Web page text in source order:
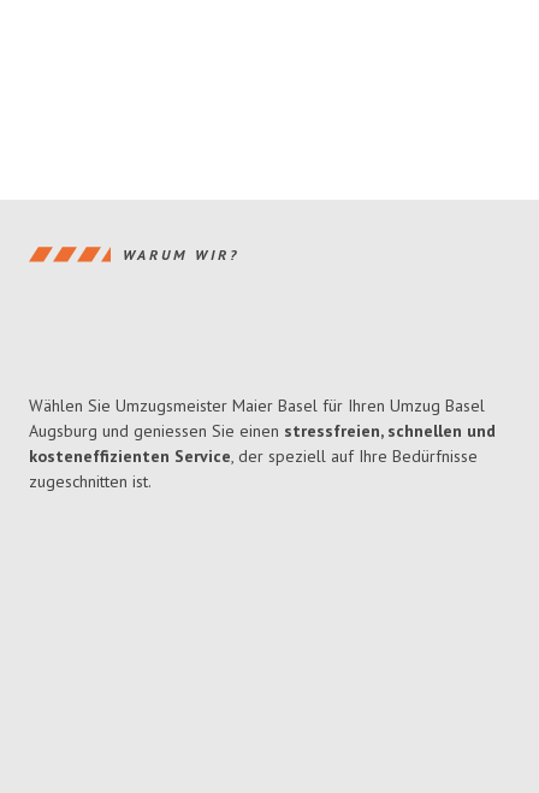
WARUM WIR?
Wählen Sie Umzugsmeister Maier Basel für Ihren Umzug Basel
Augsburg und geniessen Sie einen stressfreien, schnellen und
kosteneffizienten Service, der speziell auf Ihre Bedürfnisse
zugeschnitten ist.